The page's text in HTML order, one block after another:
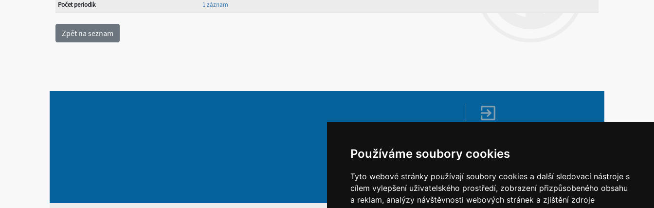
Používáme soubory cookies
Tyto webové stránky používají soubory cookies a další sledovací nástroje s
cílem vylepšení uživatelského prostředí, zobrazení přizpůsobeného obsahu
a reklam, analýzy návštěvnosti webových stránek a zjištění zdroje
Počet periodik
1 záznam
dotazy nezůstanou bez odezvy.
Chci napsat MKČR